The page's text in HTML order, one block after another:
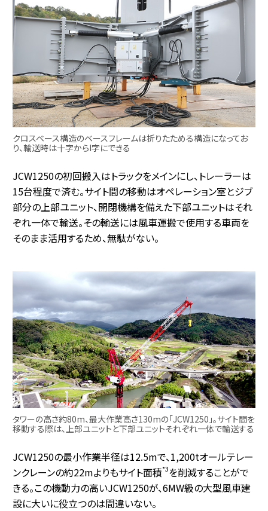
クロスベース構造のベースフレームは折りたためる構造になってお
り、輸送時は十字からI字にできる
JCW1250の初回搬入はトラックをメインにし、トレーラーは
15台程度で済む。サイト間の移動はオペレーション室とジブ
部分の上部ユニット、開閉機構を備えた下部ユニットはそれ
ぞれ一体で輸送。その輸送には風車運搬で使用する車両を
そのまま活用するため、無駄がない。
タワーの高さ約80m、最大作業高さ130mの「JCW1250」。サイト間を
移動する際は、上部ユニットと下部ユニットそれぞれ一体で輸送する
JCW1250の最小作業半径は12.5mで、1,200tオールテレー
ンクレーンの約22mよりもサイト面積*3を削減することがで
きる。この機動力の高いJCW1250が、6MW級の大型風車建
設に大いに役立つのは間違いない。